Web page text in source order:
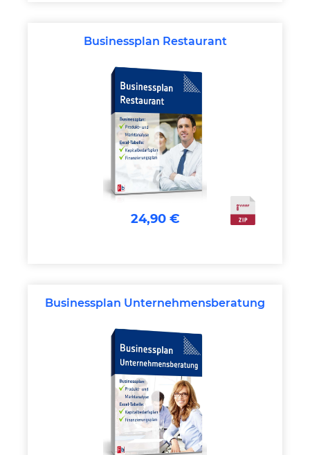
Businessplan Restaurant
24,90 €
Businessplan Unternehmensberatung